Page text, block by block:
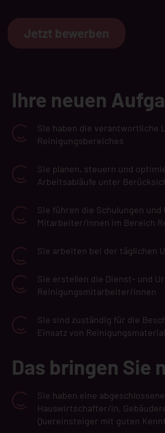
Jetzt bewerben
Ihre neuen
Sie haben die verantwortliche
Reinigungsbereiches
Sie planen, steuern und
Arbeitsabläufe unter
Sie führen die Schulungen
Mitarbeiter/innen im Bereich
Sie arbeiten bei der täglichen
Sie erstellen die Dienst- und
Reinigungsmitarbeiter/innen
Sie sind zuständig für die
Einsatz von
Das bringen Sie
Sie haben eine
Hauswirtschafter/in,
Quereinsteiger mit guten